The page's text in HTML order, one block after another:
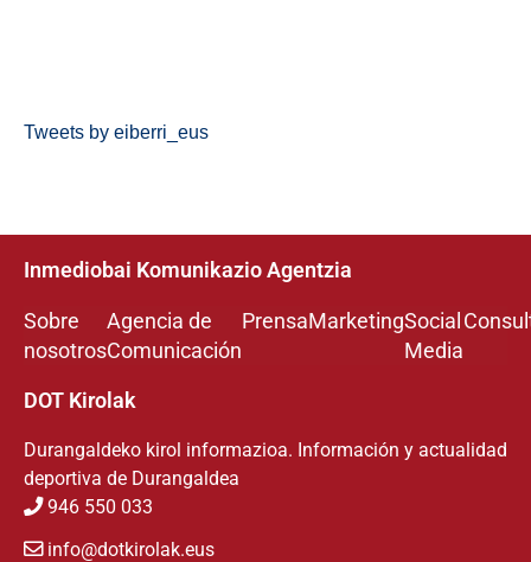
Tweets by eiberri_eus
Inmediobai Komunikazio Agentzia
Sobre
nosotros
Agencia de
Comunicación
PrensaMarketingSocial
Media
DOT Kirolak
Durangaldeko kirol informazioa. Información y actualidad
deportiva de Durangaldea
946 550 033
info@dotkirolak.eus